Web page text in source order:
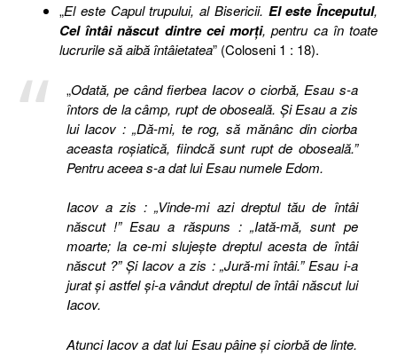
„El este Capul trupului, al Bisericii. El este Începutul,
Cel întâi născut dintre cei morţi, pentru ca în toate
lucrurile să aibă întâietatea” (Coloseni 1 : 18).
„Odată, pe când fierbea Iacov o ciorbă, Esau s-a
întors de la câmp, rupt de oboseală. Şi Esau a zis
lui Iacov : „Dă-mi, te rog, să mănânc din ciorba
aceasta roşiatică, fiindcă sunt rupt de oboseală.”
Pentru aceea s-a dat lui Esau numele Edom.
Iacov a zis : „Vinde-mi azi dreptul tău de întâi
născut !” Esau a răspuns : „Iată-mă, sunt pe
moarte; la ce-mi slujeşte dreptul acesta de întâi
născut ?” Şi Iacov a zis : „Jură-mi întâi.” Esau i-a
jurat şi astfel şi-a vândut dreptul de întâi născut lui
Iacov.
Atunci Iacov a dat lui Esau pâine şi ciorbă de linte.